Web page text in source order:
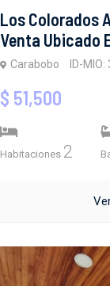
Los Colorados
Venta Ubicado
Carabobo ID-
$ 51,500
Habitaciones 2